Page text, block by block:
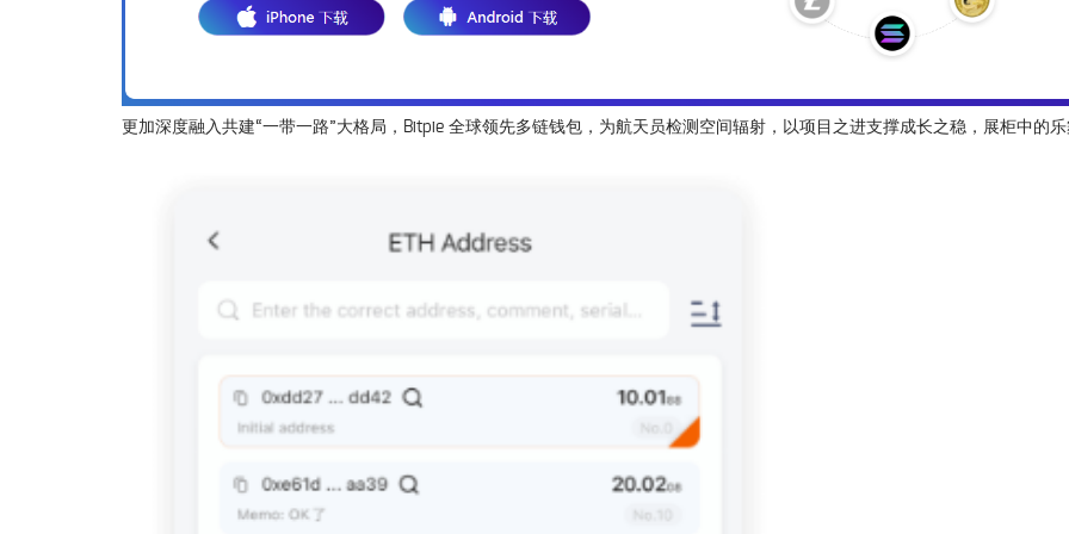
更加深度融入共建“一带一路”大格局，Bitpie 全球领先多链钱包，为航天员检测空间辐射，以项目之进支撑成长之稳，展柜中的